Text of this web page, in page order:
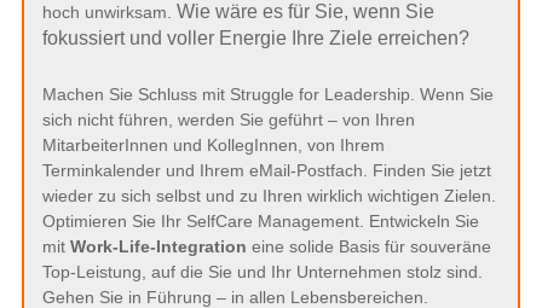
hoch unwirksam. Wie wäre es für Sie, wenn Sie
fokussiert und voller Energie Ihre Ziele erreichen?
Machen Sie Schluss mit Struggle for Leadership. Wenn Sie
sich nicht führen, werden Sie geführt – von Ihren
MitarbeiterInnen und KollegInnen, von Ihrem
Terminkalender und Ihrem eMail-Postfach. Finden Sie jetzt
wieder zu sich selbst und zu Ihren wirklich wichtigen Zielen.
Optimieren Sie Ihr SelfCare Management. Entwickeln Sie
mit Work-Life-Integration eine solide Basis für souveräne
Top-Leistung, auf die Sie und Ihr Unternehmen stolz sind.
Gehen Sie in Führung – in allen Lebensbereichen.